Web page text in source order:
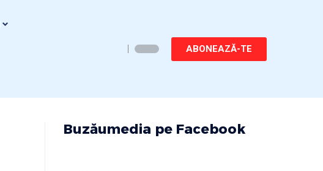
ABONEAZĂ-TE
Buzăumedia pe Facebook